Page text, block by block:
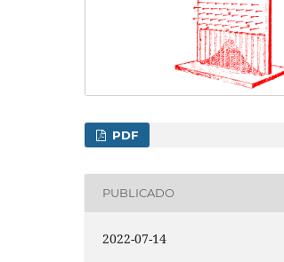
PDF
PUBLICADO
2022-07-14